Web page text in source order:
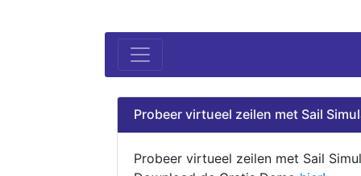
Probeer virtueel zeilen met Sail
Probeer virtueel zeilen met Sail